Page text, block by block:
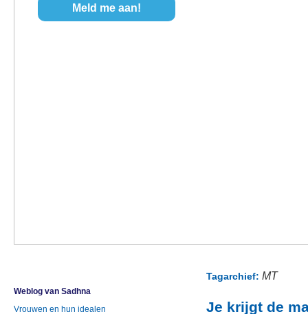
Weblog van Sadhna
Vrouwen en hun idealen
Tagarchief: MT
Je krijgt de